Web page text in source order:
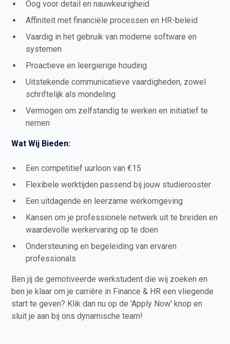
Oog voor detail en nauwkeurigheid
Affiniteit met financiële processen en HR-beleid
Vaardig in het gebruik van moderne software en
systemen
Proactieve en leergierige houding
Uitstekende communicatieve vaardigheden, zowel
schriftelijk als mondeling
Vermogen om zelfstandig te werken en initiatief te
nemen
Wat Wij Bieden:
Een competitief uurloon van €15
Flexibele werktijden passend bij jouw studierooster
Een uitdagende en leerzame werkomgeving
Kansen om je professionele netwerk uit te breiden en
waardevolle werkervaring op te doen
Ondersteuning en begeleiding van ervaren
professionals
Ben jij de gemotiveerde werkstudent die wij zoeken en
ben je klaar om je carrière in Finance & HR een vliegende
start te geven? Klik dan nu op de 'Apply Now' knop en
sluit je aan bij ons dynamische team!